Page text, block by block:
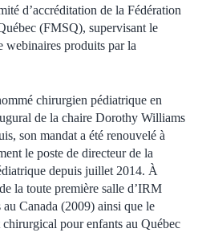
d’accréditation de la Fédération
(FMSQ), supervisant le
webinaires produits par la
chirurgien pédiatrique en
de la chaire Dorothy Williams
son mandat a été renouvelé à
le poste de directeur de la
depuis juillet 2014. À
la toute première salle d’IRM
Canada (2009) ainsi que le
pour enfants au Québec